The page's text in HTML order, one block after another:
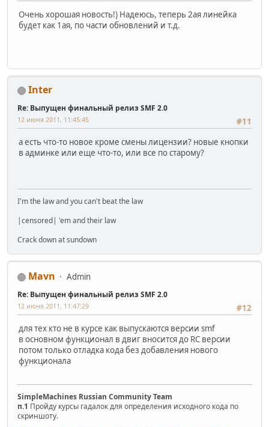
Очень хорошая новость!) Надеюсь, теперь 2ая линейка
будет как 1ая, по части обновлений и т.д.
Inter
Re: Выпущен финальный релиз SMF 2.0
#11
12 июня 2011, 11:45:45
а есть что-то новое кроме смены лицензии? новые кнопки
в админке или еще что-то, или все по старому?
I'm the law and you can't beat the law
|censored| 'em and their law
Crack down at sundown
Mavn Admin
Re: Выпущен финальный релиз SMF 2.0
#12
12 июня 2011, 11:47:29
для тех кто не в курсе как выпускаются версии smf
в основном функционал в двиг вносится до RC версии
потом только отладка кода без добавления нового
функционала
SimpleMachines Russian Community Team
п.1 Пройду курсы гадалок для определения исходного кода по
скриншоту.